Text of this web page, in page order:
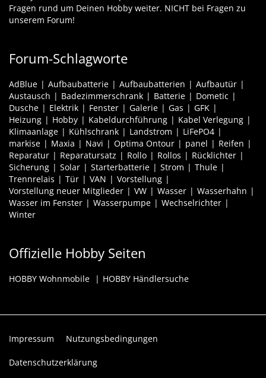
Fragen rund um Deinen Hobby weiter. NICHT bei Fragen zu
unserem Forum!
Forum-Schlagworte
AdBlue Aufbaubatterie Aufbaubatterien
Aufbautür
Austausch
Badezimmerschrank Batterie
Dometic
Dusche
Elektrik Fenster Galerie Gas
GFK
Heizung
Hobby Kabeldurchführung
Kabel Verlegung
Klimaanlage
Kühlschrank Landstrom
LiFePO4
markise
Maxia Navi Optima Ontour panel
Reifen
Reparatur
Reparatursatz Rollo Rollos
Rücklichter
Sicherung
Solar Starterbatterie Strom
Thule
Trennrelais
Tür VAN
Vorstellung
Vorstellung neuer Mitglieder
VW Wasser
Wasserhahn
Wasser im Fenster
Wasserpumpe
Wechselrichter
Winter
Offizielle Hobby Seiten
HOBBY Wohnmobile HOBBY Händlersuche
Impressum Nutzungsbedingungen
Datenschutzerklärung